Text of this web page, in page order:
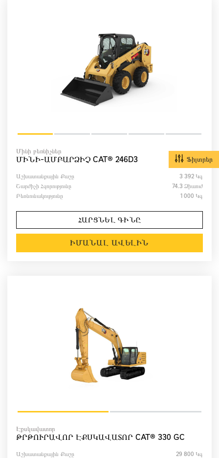
Մինի բեռնիչներ
ՄԻՆԻ-ԱՄԲԱՐՁԻՉ CAT® 246D3
Աշխատանքային Քաշը
3 392 Կգ
Շարժիչի Հզորությունը
74.3 Ձիաուժ
Բեռնունակությունը
1 000 Կգ
ՀԱՐՑՆԵԼ ԳԻՆԸ
ԻՄԱՆԱԼ ԱՎԵԼԻՆ
Էքսկավատոր
ԹՐԹՈՒՐԱՎՈՐ ԷՔՍԿԱՎԱՏՈՐ CAT® 330 GC
Աշխատանքային Քաշը
29 800 Կգ
Ֆիլտրեր